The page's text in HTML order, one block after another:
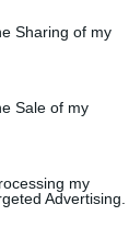
Sharing of my
Sale of my
my
Advertising.
λιγότερη
το τυρένιο
είναι